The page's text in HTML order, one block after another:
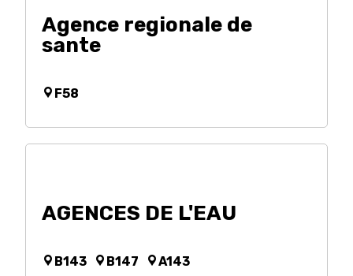
Agence regionale de
sante
F58
AGENCES DE L'EAU
B143 B147 A143